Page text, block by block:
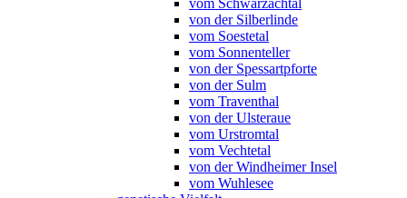
vom Schwarzachtal
von der Silberlinde
vom Soestetal
vom Sonnenteller
von der Spessartpforte
von der Sulm
vom Traventhal
von der Ulsteraue
vom Urstromtal
vom Vechtetal
von der Windheimer Insel
vom Wuhlesee